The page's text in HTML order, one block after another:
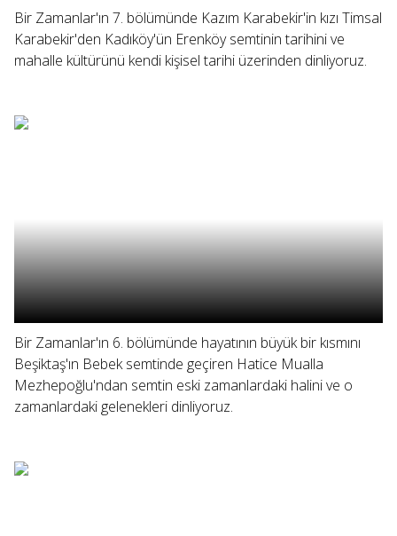
Bir Zamanlar'ın 7. bölümünde Kazım Karabekir'in kızı Timsal
Karabekir'den Kadıköy'ün Erenköy semtinin tarihini ve
mahalle kültürünü kendi kişisel tarihi üzerinden dinliyoruz.
Bir Zamanlar'ın 6. bölümünde hayatının büyük bir kısmını
Beşiktaş'ın Bebek semtinde geçiren Hatice Mualla
Mezhepoğlu'ndan semtin eski zamanlardaki halini ve o
zamanlardaki gelenekleri dinliyoruz.